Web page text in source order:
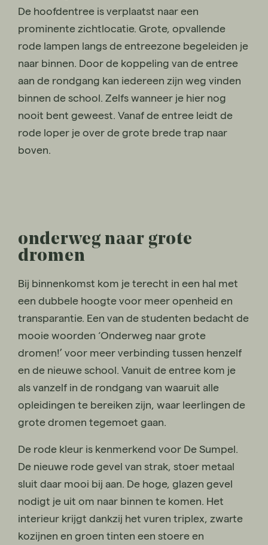
De hoofdentree is verplaatst naar een
prominente zichtlocatie. Grote, opvallende
rode lampen langs de entreezone begeleiden je
naar binnen. Door de koppeling van de entree
aan de rondgang kan iedereen zijn weg vinden
binnen de school. Zelfs wanneer je hier nog
nooit bent geweest. Vanaf de entree leidt de
rode loper je over de grote brede trap naar
boven.
onderweg naar grote
dromen
Bij binnenkomst kom je terecht in een hal met
een dubbele hoogte voor meer openheid en
transparantie. Een van de studenten bedacht de
mooie woorden ‘Onderweg naar grote
dromen!’ voor meer verbinding tussen henzelf
en de nieuwe school. Vanuit de entree kom je
als vanzelf in de rondgang van waaruit alle
opleidingen te bereiken zijn, waar leerlingen de
grote dromen tegemoet gaan.
De rode kleur is kenmerkend voor De Sumpel.
De nieuwe rode gevel van strak, stoer metaal
sluit daar mooi bij aan. De hoge, glazen gevel
nodigt je uit om naar binnen te komen. Het
interieur krijgt dankzij het vuren triplex, zwarte
kozijnen en groen tinten een stoere en